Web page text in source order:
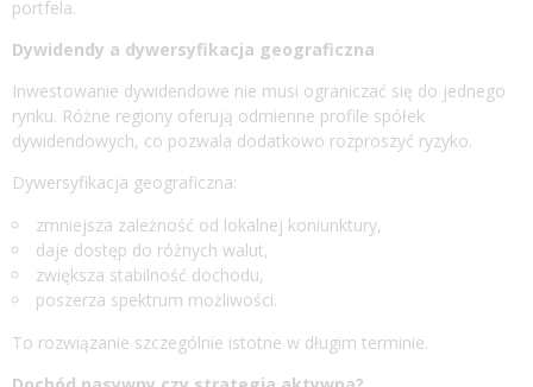
portfela.
Dywidendy a dywersyfikacja geograficzna
Inwestowanie dywidendowe nie musi ograniczać się do jednego
rynku. Różne regiony oferują odmienne profile spółek
dywidendowych, co pozwala dodatkowo rozproszyć ryzyko.
Dywersyfikacja geograficzna:
zmniejsza zależność od lokalnej koniunktury,
daje dostęp do różnych walut,
zwiększa stabilność dochodu,
poszerza spektrum możliwości.
To rozwiązanie szczególnie istotne w długim terminie.